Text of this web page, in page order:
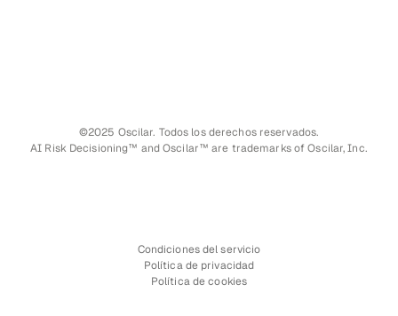
©2025 Oscilar. Todos los derechos reservados.
AI Risk Decisioning™ and Oscilar™ are trademarks of Oscilar, Inc.
Condiciones del servicio
Política de privacidad
Política de cookies